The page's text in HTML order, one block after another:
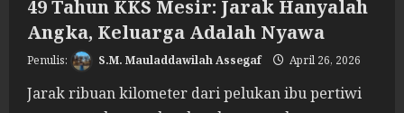
49 Tahun KKS Mesir: Jarak Hanyalah
Angka, Keluarga Adalah Nyawa
S.M. Mauladdawilah Assegaf April 26, 2026
Jarak ribuan kilometer dari pelukan ibu pertiwi